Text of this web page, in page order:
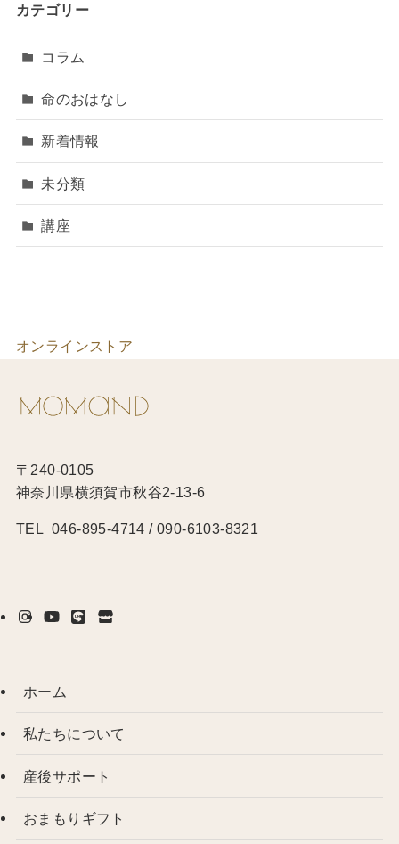
カテゴリー
コラム
命のおはなし
新着情報
未分類
講座
オンラインストア
〒240-0105
神奈川県横須賀市秋谷2-13-6
TEL 046-895-4714 / 090-6103-8321
ホーム
私たちについて
産後サポート
おまもりギフト